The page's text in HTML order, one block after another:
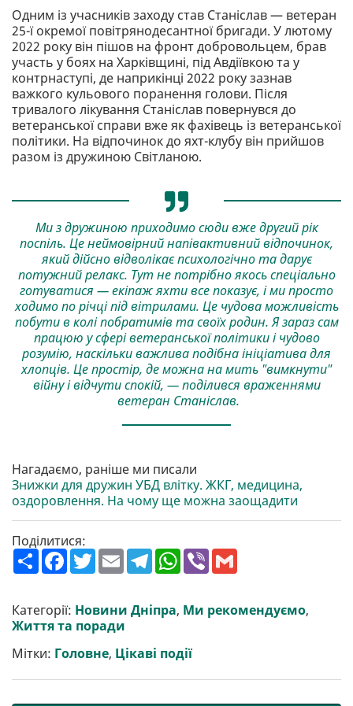
Одним із учасників заходу став Станіслав — ветеран
25-ї окремої повітрянодесантної бригади. У лютому
2022 року він пішов на фронт добровольцем, брав
участь у боях на Харківщині, під Авдіївкою та у
контрнаступі, де наприкінці 2022 року зазнав
важкого кульового поранення голови. Після
тривалого лікування Станіслав повернувся до
ветеранської справи вже як фахівець із ветеранської
політики. На відпочинок до яхт-клубу він прийшов
разом із дружиною Світланою.
Ми з дружиною приходимо сюди вже другий рік
поспіль. Це неймовірний напівактивний відпочинок,
який дійсно відволікає психологічно та дарує
потужний релакс. Тут не потрібно якось спеціально
готуватися — екіпаж яхти все показує, і ми просто
ходимо по річці під вітрилами. Це чудова можливість
побути в колі побратимів та своїх родин. Я зараз сам
працюю у сфері ветеранської політики і чудово
розумію, наскільки важлива подібна ініціатива для
хлопців. Це простір, де можна на мить "вимкнути"
війну і відчути спокій, — поділився враженнями
ветеран Станіслав.
Нагадаємо, раніше ми писали
Знижки для дружин УБД влітку. ЖКГ, медицина,
оздоровлення. На чому ще можна заощадити
Поділитися:
П
о
р
и
т
F
a
b
o
o
T
w
t
e
r
E
m
l
T
e
g
r
m
W
h
s
A
p
V
r l
Категорії: Новини Дніпра, Ми рекомендуємо,
Життя та поради
Мітки: Головне, Цікаві події